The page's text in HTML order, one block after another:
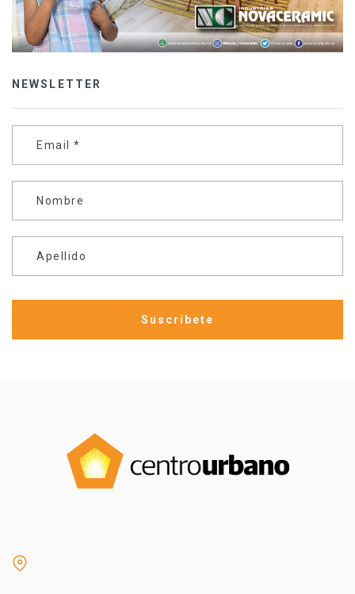
NEWSLETTER
Email *
Nombre
Apellido